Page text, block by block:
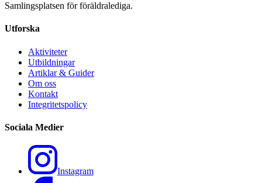
Samlingsplatsen för föräldralediga.
Utforska
Aktiviteter
Utbildningar
Artiklar & Guider
Om oss
Kontakt
Integritetspolicy
Sociala Medier
Instagram